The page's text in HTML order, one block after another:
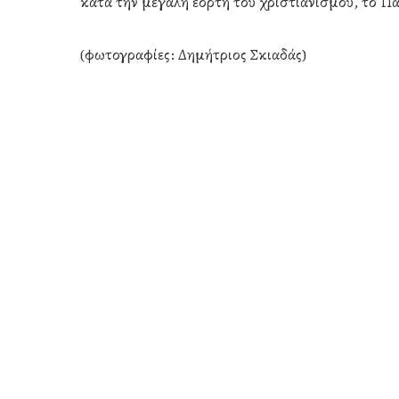
(φωτογραφίες: Δημήτριος Σκιαδάς)